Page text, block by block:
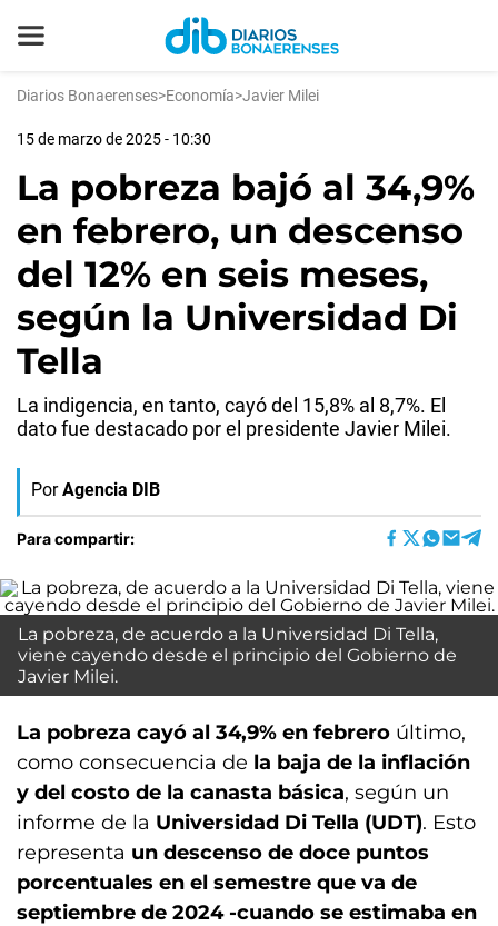
Diarios Bonaerenses>Economía>Javier Milei
15 de marzo de 2025 - 10:30
La pobreza bajó al 34,9%
en febrero, un descenso
del 12% en seis meses,
según la Universidad Di
Tella
La indigencia, en tanto, cayó del 15,8% al 8,7%. El
dato fue destacado por el presidente Javier Milei.
Por Agencia DIB
Para compartir:
La pobreza, de acuerdo a la Universidad Di Tella,
viene cayendo desde el principio del Gobierno de
Javier Milei.
La pobreza cayó al 34,9% en febrero último,
como consecuencia de la baja de la inflación
y del costo de la canasta básica, según un
informe de la Universidad Di Tella (UDT). Esto
representa un descenso de doce puntos
porcentuales en el semestre que va de
septiembre de 2024 -cuando se estimaba en